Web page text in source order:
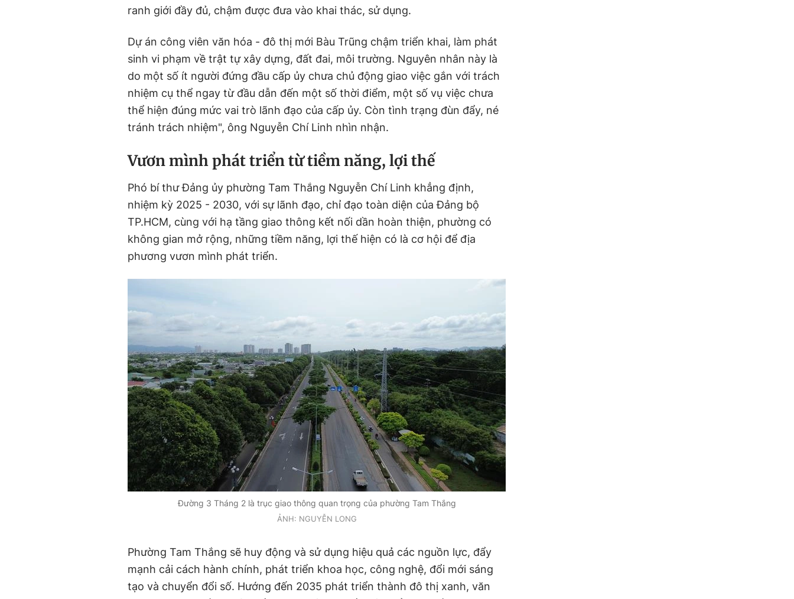
ranh giới đầy đủ, chậm được đưa vào khai thác, sử dụng.
Dự án công viên văn hóa - đô thị mới Bàu Trũng chậm triển khai, làm phát
sinh vi phạm về trật tự xây dựng, đất đai, môi trường. Nguyên nhân này là
do một số ít người đứng đầu cấp ủy chưa chủ động giao việc gắn với trách
nhiệm cụ thể ngay từ đầu dẫn đến một số thời điểm, một số vụ việc chưa
thể hiện đúng mức vai trò lãnh đạo của cấp ủy. Còn tình trạng đùn đẩy, né
tránh trách nhiệm", ông Nguyễn Chí Linh nhìn nhận.
Vươn mình phát triển từ tiềm năng, lợi thế
Phó bí thư Đảng ủy phường Tam Thắng Nguyễn Chí Linh khẳng định,
nhiệm kỳ 2025 - 2030, với sự lãnh đạo, chỉ đạo toàn diện của Đảng bộ
TP.HCM, cùng với hạ tầng giao thông kết nối dần hoàn thiện, phường có
không gian mở rộng, những tiềm năng, lợi thế hiện có là cơ hội để địa
phương vươn mình phát triển.
Đường 3 Tháng 2 là trục giao thông quan trọng của phường Tam Thắng
ẢNH: NGUYỄN LONG
Phường Tam Thắng sẽ huy động và sử dụng hiệu quả các nguồn lực, đẩy
mạnh cải cách hành chính, phát triển khoa học, công nghệ, đổi mới sáng
tạo và chuyển đổi số. Hướng đến 2035 phát triển thành đô thị xanh, văn